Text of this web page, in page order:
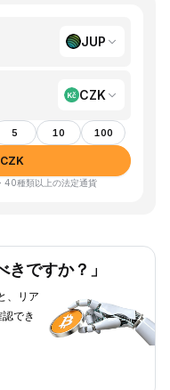
JUP
CZK
5 10 100
40種類以上の法定通貨
ですか？」
、リア
でき